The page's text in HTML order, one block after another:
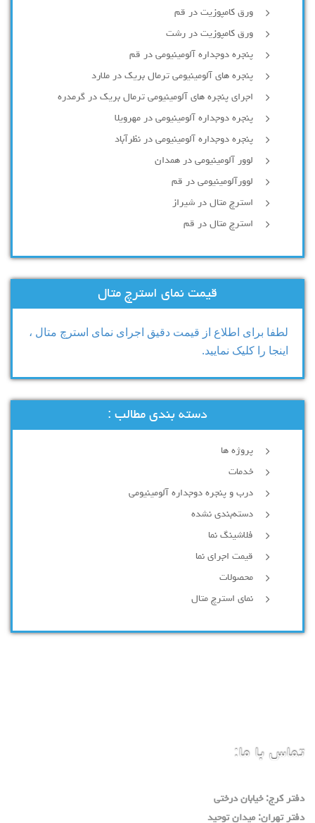
ورق کامپوزیت در قم
ورق کامپوزیت در رشت
پنجره دوجداره آلومينيومی در قم
پنجره های آلومینیومی ترمال بریک در ملارد
اجرای پنجره های آلومینیومی ترمال بریک در گرمدره
پنجره دوجداره آلومینیومی در مهرویلا
پنجره دوجداره آلومینیومی در نظرآباد
لوور آلومینیومی در همدان
لوورآلومینیومی در قم
استرچ متال در شیراز
استرچ متال در قم
قیمت نمای استرچ متال
لطفا برای اطلاع از قیمت دقیق اجرای نمای استرچ متال ،
اینجا را کلیک نمایید.
دسته بندی مطالب :
پروژه ها
خدمات
درب و پنجره دوجداره آلومینیومی
دسته‌بندی نشده
فلاشینگ نما
قیمت اجرای نما
محصولات
نمای استرچ متال
تماس با ما:
دفتر كرج: خيابان درختي
دفتر تهران: ميدان توحيد